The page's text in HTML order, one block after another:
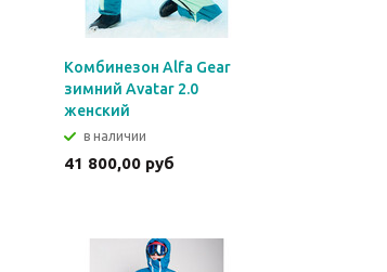
Комбинезон Alfa Gear
зимний Avatar 2.0
женский
в наличии
41 800,00 руб